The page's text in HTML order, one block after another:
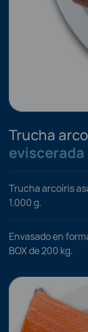
Trucha
eviscerada
Trucha arcoíris
1.000 g.
Envasado en
BOX de 200 kg.